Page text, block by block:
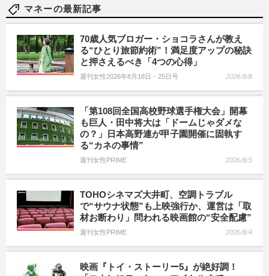
マネーの最新記事
70歳人気ブロガー・ショコラさんが教え
る“ひとり旅節約術”！満足度アップの秘訣
と押さえるべき「4つの心得」
週刊女性2026年8月18日・25日号 2026/8/8
「第108回全国高校野球選手権大会」開幕
も巨人・田中将大は「ドームじゃダメな
の？」日本高野連が甲子園開催に固執す
る“カネの事情”
週刊女性PRIME 2026/8/5
TOHOシネマズ大井町、空調トラブル
で“サウナ状態”も上映強行か、運営は「取
材お断わり」問われる映画館の“安全配慮”
週刊女性PRIME 2026/8/4
映画『トイ・ストーリー5』が絶好調！